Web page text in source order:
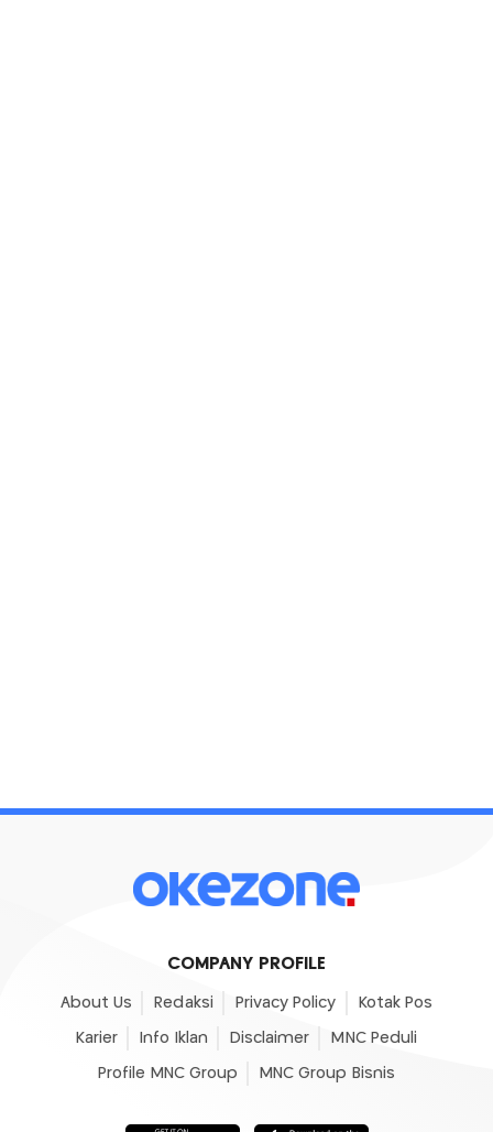
COMPANY PROFILE
About Us Redaksi Privacy Policy Kotak Pos
Karier Info Iklan Disclaimer MNC Peduli
Profile MNC Group MNC Group Bisnis